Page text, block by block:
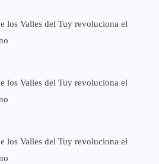
los Valles del Tuy revoluciona el
los Valles del Tuy revoluciona el
los Valles del Tuy revoluciona el